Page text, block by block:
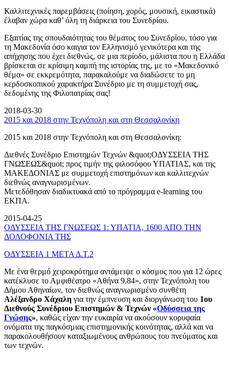
Καλλιτεχνικές παρεμβάσεις (ποίηση, χορός, μουσική, εικαστικά)
έλαβαν χώρα καθ’ όλη τη διάρκεια του Συνεδρίου.
Εξαιτίας της σπουδαιότητας του θέματος του Συνεδρίου, τόσο για
τη Μακεδονία όσο καιγια τον Ελληνισμό γενικότερα και της
απήχησης που έχει διεθνώς, σε μια περίοδο, μάλιστα που η Ελλάδα
βρίσκεται σε κρίσιμη καμπή της ιστορίας της, με το «Μακεδονικό
θέμα» σε εκκρεμότητα, παρακαλούμε να διαδώσετε το μη
κερδοσκοπικού χαρακτήρα Συνέδριο με τη συμμετοχή σας,
δεδομένης της Φιλοπατρίας σας!
2018-03-30
2015 και 2018 στην Τεχνόπολη και στη Θεσσαλονίκη
2015 και 2018 στην Τεχνόπολη και στη Θεσσαλονίκη:
Διεθνές Συνέδριο Επιστημών Τεχνών &quot;ΟΔΥΣΣΕΙΑ ΤΗΣ
ΓΝΩΣΕΩΣ&quot; προς τιμήν της φιλοσόφου ΥΠΑΤΙΑΣ, και της
ΜΑΚΕΔΟΝΙΑΣ με συμμετοχή επιστημόνων και καλλιτεχνών
διεθνώς αναγνωρισμένων.
Μετεδόθησαν διαδικτυακά από το πρόγραμμα e-learning του
ΕΚΠΑ.
2015-04-25
ΟΔΥΣΣΕΙΑ ΤΗΣ ΓΝΩΣΕΩΣ 1: ΥΠΑΤΙΑ, 1600 ΑΠΟ ΤΗΝ
ΔΟΛΟΦΟΝΙΑ ΤΗΣ
ΟΔΥΣΣΕΙΑ 1 ΜΕΤΑ Δ.Τ.2
Με ένα θερμό χειροκρότημα αντάμειψε ο κόσμος που για 12 ώρες
κατέκλυσε το Αμφιθέατρο «Αθήνα 9.84», στην Τεχνόπολη του
Δήμου Αθηναίων, τον διεθνώς αναγνωρισμένο συνθέτη
Αλέξανδρο Χάχαλη για την έμπνευση και διοργάνωση του 1ου
Διεθνούς Συνέδριου Επιστημών & Τεχνών «Οδύσσεια της
Γνώσης», καθώς είχαν την ευκαιρία να ακούσουν κορυφαία
ονόματα της παγκόσμιας επιστημονικής κοινότητας, αλλά και να
παρακολουθήσουν καταξιωμένους ανθρώπους του πνεύματος και
των τεχνών.